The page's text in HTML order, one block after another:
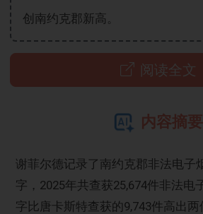
创南约克郡新高。
阅读全文
内容摘要
谢菲尔德记录了南约克郡非法电子
字，2025年共查获25,674件非法电
字比唐卡斯特查获的9,743件高出